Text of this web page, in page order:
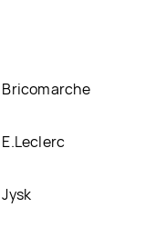
Bricomarche
E.Leclerc
Jysk